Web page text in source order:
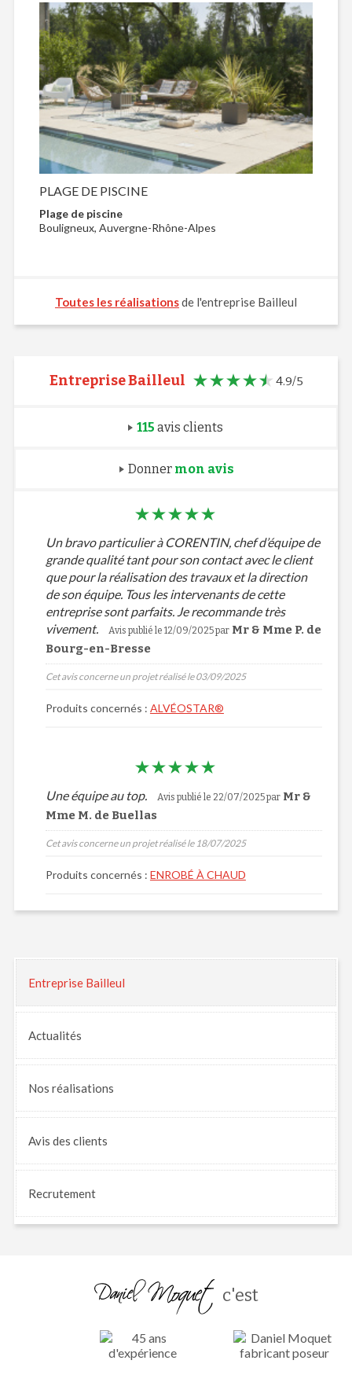
PLAGE DE PISCINE
Plage de piscine
Bouligneux, Auvergne-Rhône-Alpes
Toutes les réalisationsde l'entreprise Bailleul
Entreprise Bailleul 4.9/5
115 avis clients
Donner mon avis
Un bravo particulier à CORENTIN, chef d’équipe de
grande qualité tant pour son contact avec le client
que pour la réalisation des travaux et la direction
de son équipe. Tous les intervenants de cette
entreprise sont parfaits. Je recommande très
vivement.
Avis publié le 12/09/2025 par Mr & Mme P. de
Bourg-en-Bresse
Cet avis concerne un projet réalisé le 03/09/2025
Produits concernés : ALVÉOSTAR®
Une équipe au top. Avis publié le 22/07/2025 par Mr &
Mme M. de Buellas
Cet avis concerne un projet réalisé le 18/07/2025
Produits concernés : ENROBÉ À CHAUD
Entreprise Bailleul
Actualités
Nos réalisations
Avis des clients
Recrutement
c'est